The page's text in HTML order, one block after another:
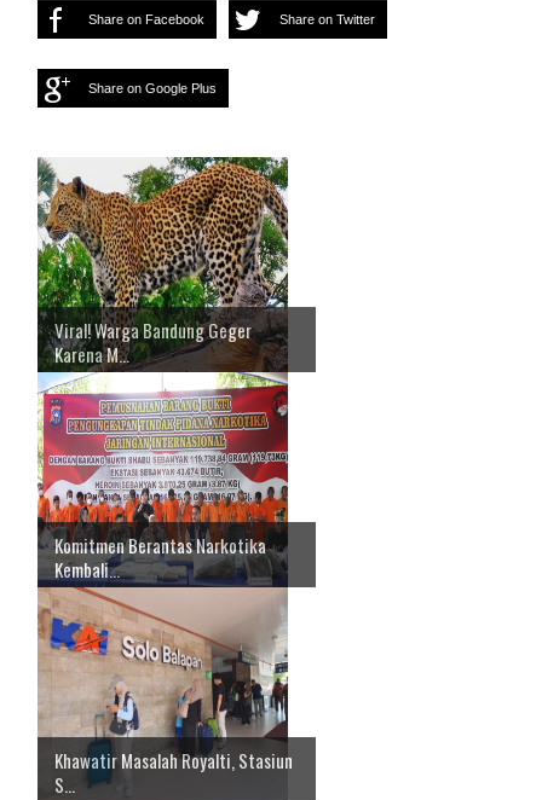
Share on Facebook Share on Twitter
Share on Google Plus
Viral! Warga Bandung Geger
Karena M...
Komitmen Berantas Narkotika
Kembali...
Khawatir Masalah Royalti, Stasiun
S...